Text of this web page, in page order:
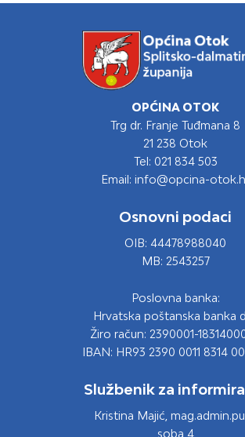
OPĆINA OTOK
Trg dr. Franje Tuđmana 8
21 238 Otok
Tel: 021 834 503
Email: info@opcina-
Osnovni podaci
OIB: 44478988040
MB: 2543257
Poslovna banka:
Hrvatska poštanska banka
Žiro račun: 2390001-
IBAN: HR93 2390 0011 8314
Službenik za
Kristina Majić,
soba 4